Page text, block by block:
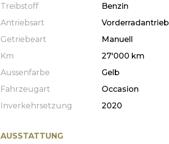
Treibstoff
Benzin
Antriebsart
Vorderradantrieb
Getriebeart
Manuell
Km
27'000 km
Aussenfarbe
Gelb
Fahrzeugart
Occasion
Inverkehrsetzung
2020
AUSSTATTUNG